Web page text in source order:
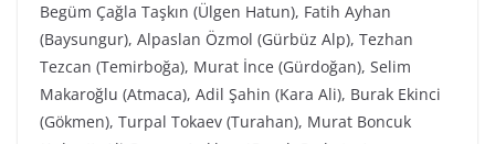
Begüm Çağla Taşkın (Ülgen Hatun), Fatih Ayhan
(Baysungur), Alpaslan Özmol (Gürbüz Alp), Tezhan
Tezcan (Temirboğa), Murat İnce (Gürdoğan), Selim
Makaroğlu (Atmaca), Adil Şahin (Kara Ali), Burak Ekinci
(Gökmen), Turpal Tokaev (Turahan), Murat Boncuk